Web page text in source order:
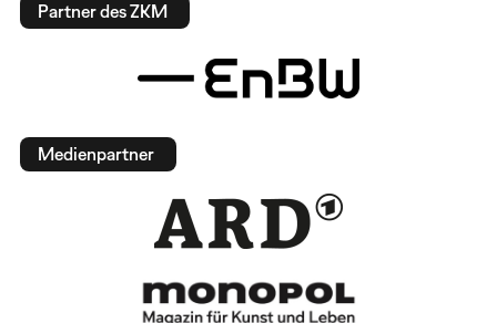
Partner des ZKM
Medienpartner